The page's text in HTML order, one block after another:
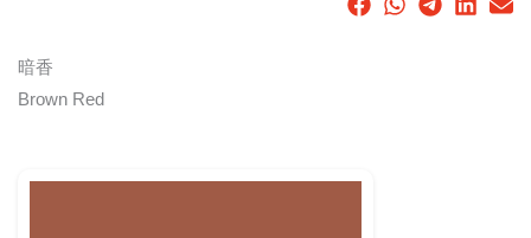
暗香
Brown Red